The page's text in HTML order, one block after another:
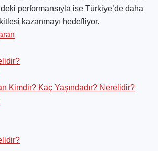
performansıyla ise Türkiye’de daha
kazanmayı hedefliyor.
Kimdir? Kaç Yaşındadır? Nerelidir?